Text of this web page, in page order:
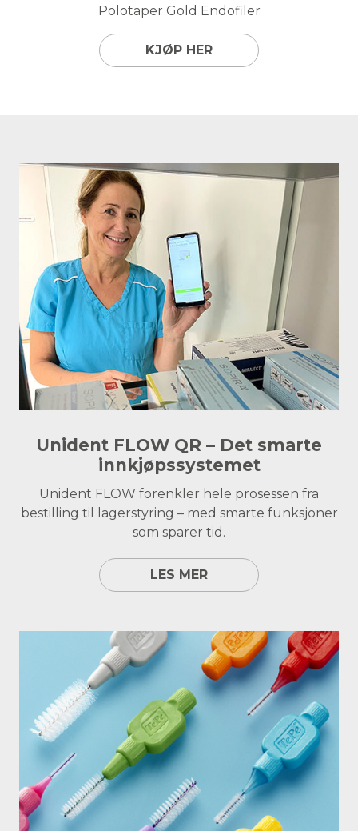
Polotaper Gold Endofiler
KJØP HER
Unident FLOW QR – Det smarte
innkjøpssystemet
Unident FLOW forenkler hele prosessen fra
bestilling til lagerstyring – med smarte funksjoner
som sparer tid.
LES MER